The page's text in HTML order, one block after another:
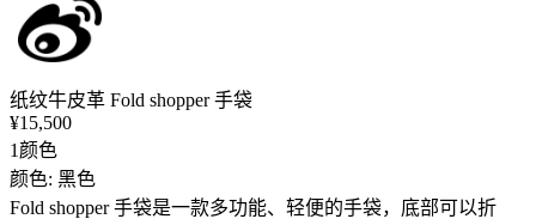
纸纹牛皮革 Fold shopper 手袋
¥15,500
1颜色
颜色: 黑色
Fold shopper 手袋是一款多功能、轻便的手袋，底部可以折